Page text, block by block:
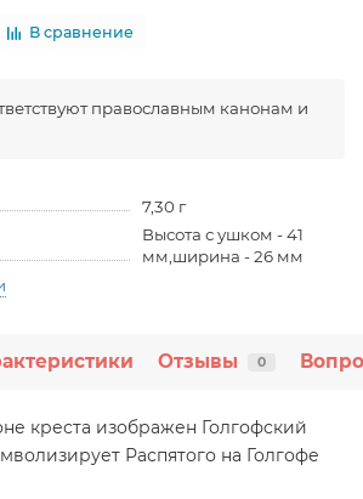
В сравнение
православным канонам и
7,30 г
Высота с ушком - 41
мм,ширина - 26 мм
Отзывы 0
креста изображен Голгофский
Распятого на Голгофе